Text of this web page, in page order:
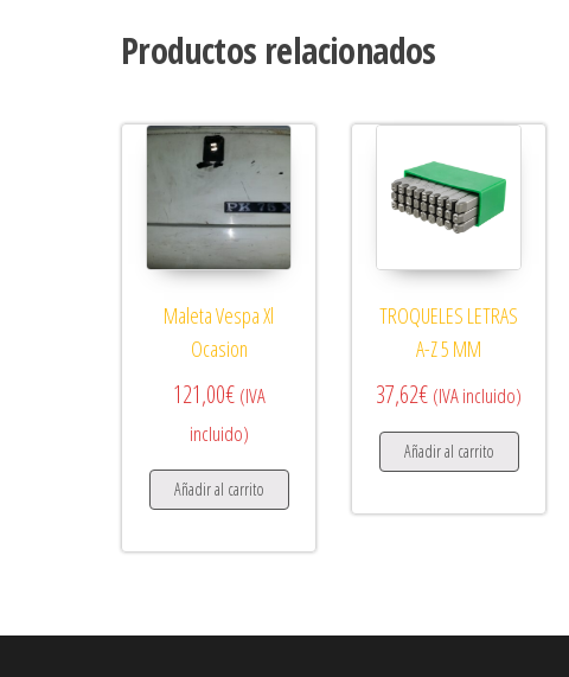
Productos relacionados
Maleta Vespa Xl
Ocasion
121,00€ (IVA
incluido)
Añadir al carrito
TROQUELES LETRAS
A-Z 5 MM
37,62€ (IVA incluido)
Añadir al carrito